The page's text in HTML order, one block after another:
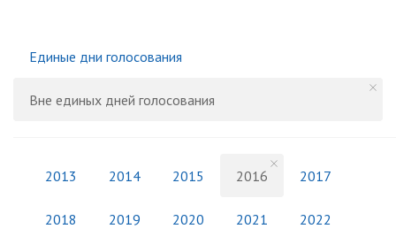
Единые дни голосования
Вне единых дней голосования
2013 2014 2015 2016 2017
2018 2019 2020 2021 2022